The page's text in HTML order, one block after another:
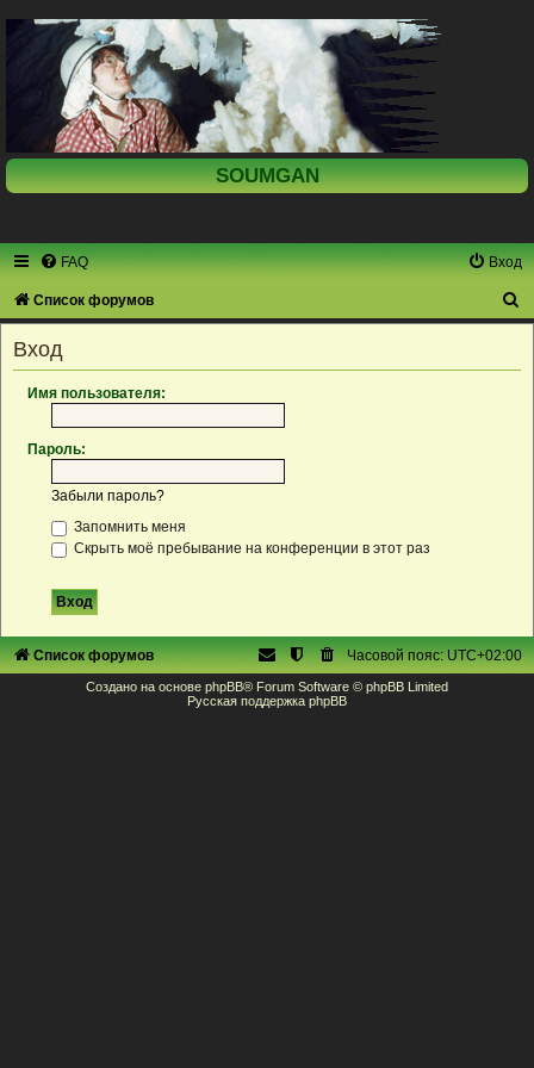
SOUMGAN
FAQ Вход
Список форумов
Вход
Имя пользователя:
Пароль:
Забыли пароль?
Запомнить меня
Скрыть моё пребывание на конференции в этот раз
Список форумов Часовой пояс:UTC+02:00
Создано на основе phpBB® Forum Software © phpBB Limited
Русская поддержка phpBB